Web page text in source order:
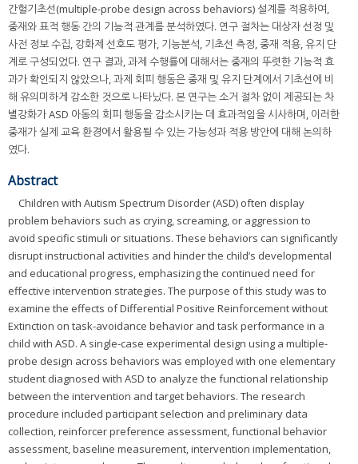
간헐기초선(multiple-probe design across behaviors) 설계를 적용하여,
중재와 표적 행동 간의 기능적 관계를 분석하였다. 연구 절차는 대상자 선정 및
사전 정보 수집, 강화제 선호도 평가, 기능분석, 기초선 측정, 중재 적용, 유지 단
계로 구성되었다. 연구 결과, 과제 수행률에 대해서는 중재의 뚜렷한 기능적 효
과가 확인되지 않았으나, 과제 회피 행동은 중재 및 유지 단계에서 기초선에 비
해 유의미하게 감소한 것으로 나타났다. 본 연구는 소거 절차 없이 제공되는 차
별강화가 ASD 아동의 회피 행동을 감소시키는 데 효과적임을 시사하며, 이러한
중재가 실제 교육 환경에서 활용될 수 있는 가능성과 적용 방안에 대해 논의하
였다.
Abstract
Children with Autism Spectrum Disorder (ASD) often display
problem behaviors such as crying, screaming, or aggression to
avoid specific stimuli or situations. These behaviors can significantly
disrupt instructional activities and hinder the child’s developmental
and educational progress, emphasizing the continued need for
effective intervention strategies. The purpose of this study was to
examine the effects of Differential Positive Reinforcement without
Extinction on task-avoidance behavior and task performance in a
child with ASD. A single-case experimental design using a multiple-
probe design across behaviors was employed with one elementary
student diagnosed with ASD to analyze the functional relationship
between the intervention and target behaviors. The research
procedure included participant selection and preliminary data
collection, reinforcer preference assessment, functional behavior
assessment, baseline measurement, intervention implementation,